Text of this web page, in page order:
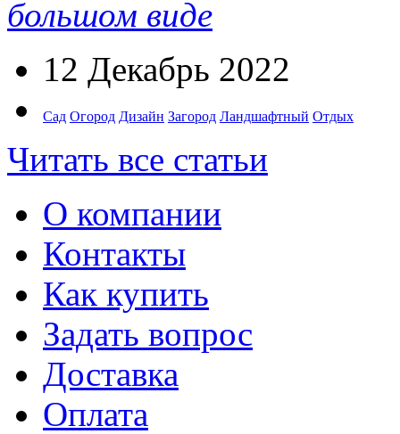
большом виде
12 Декабрь 2022
Сад Огород Дизайн Загород Ландшафтный Отдых
Читать все статьи
О компании
Контакты
Как купить
Задать вопрос
Доставка
Оплата